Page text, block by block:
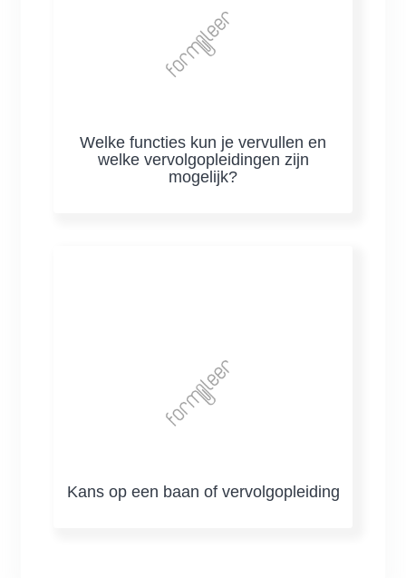
Welke functies kun je vervullen en
welke vervolgopleidingen zijn
mogelijk?
Kans op een baan of vervolgopleiding